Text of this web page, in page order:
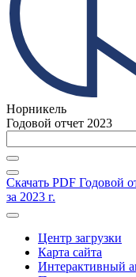
Норникель
Годовой отчет 2023
Скачать PDF Годовой
за 2023 г.
Центр загрузки
Карта сайта
Интерактивный